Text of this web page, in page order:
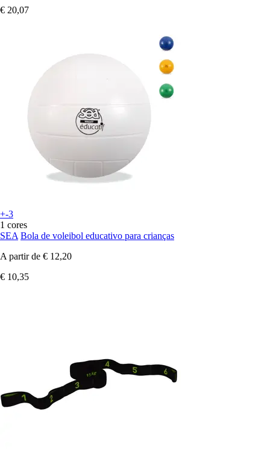
€ 20,07
+-3
1 cores
SEA Bola de voleibol educativo para crianças
A partir de € 12,20
€ 10,35